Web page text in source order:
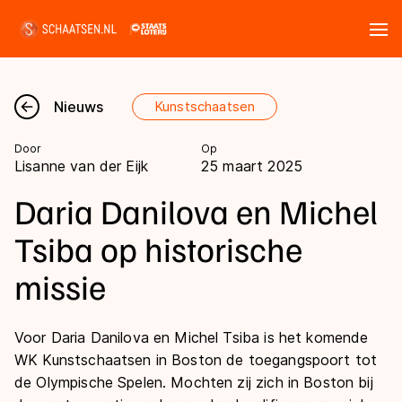
Nieuws
Kalender
Disciplines
Marathon
Langebaan
Shorttrack
Inlineskaten
Uitslagen
Langebaan
Shorttrack
Marathon
Tijden & historie
Ranglijsten Langebaan
Nieuws Kunstschaatsen
Door
Lisanne van der Eijk
Op
25 maart 2025
Daria Danilova en Michel
Tsiba op historische
missie
Voor Daria Danilova en Michel Tsiba is het komende
WK Kunstschaatsen in Boston de toegangspoort tot
de Olympische Spelen. Mochten zij zich in Boston bij